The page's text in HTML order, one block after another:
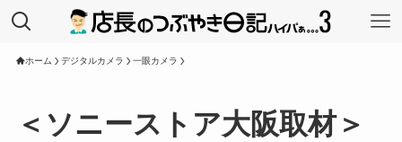
ホーム デジタルカメラ 一眼カメラ
＜ソニーストア大阪取材＞